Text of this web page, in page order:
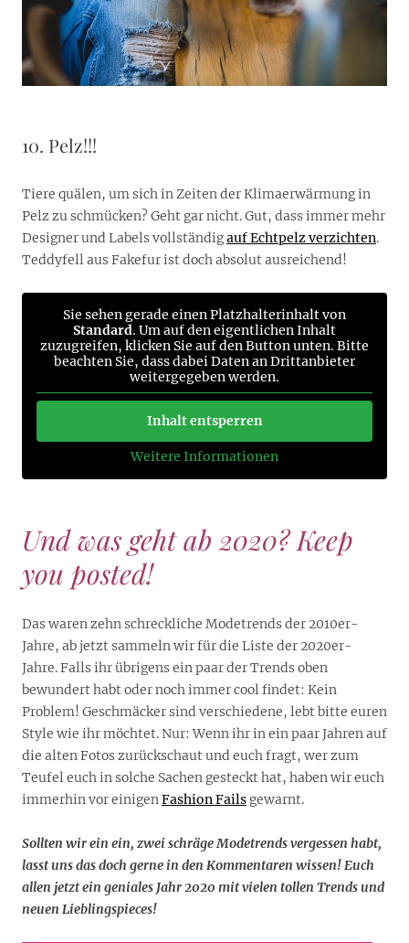
10. Pelz!!!
Tiere quälen, um sich in Zeiten der Klimaerwärmung in
Pelz zu schmücken? Geht gar nicht. Gut, dass immer mehr
Designer und Labels vollständigauf Echtpelz verzichten.
Teddyfell aus Fakefur ist doch absolut ausreichend!
Sie sehen gerade einen Platzhalterinhalt von
Standard. Um auf den eigentlichen Inhalt
zuzugreifen, klicken Sie auf den Button unten. Bitte
beachten Sie, dass dabei Daten an Drittanbieter
weitergegeben werden.
Inhalt entsperren
Weitere Informationen
Und was geht ab 2020? Keep
you posted!
Das waren zehn schreckliche Modetrends der 2010er-
Jahre, ab jetzt sammeln wir für die Liste der 2020er-
Jahre. Falls ihr übrigens ein paar der Trends oben
bewundert habt oder noch immer cool findet: Kein
Problem! Geschmäcker sind verschiedene, lebt bitte euren
Style wie ihr möchtet. Nur: Wenn ihr in ein paar Jahren auf
die alten Fotos zurückschaut und euch fragt, wer zum
Teufel euch in solche Sachen gesteckt hat, haben wir euch
immerhin vor einigenFashion Fails gewarnt.
Sollten wir ein ein, zwei schräge Modetrends vergessen habt,
lasst uns das doch gerne in den Kommentaren wissen! Euch
allen jetzt ein geniales Jahr 2020 mit vielen tollen Trends und
neuen Lieblingspieces!